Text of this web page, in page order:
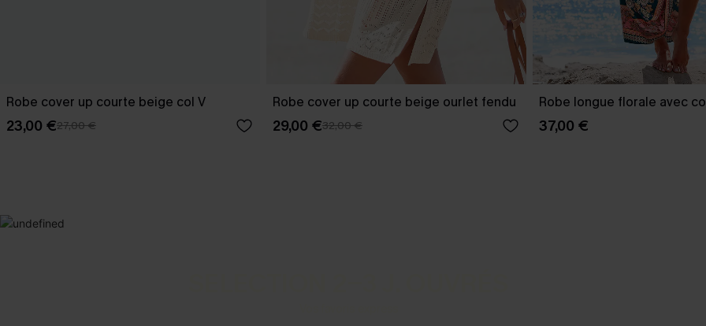
Robe cover up courte beige col V
23,00 €27,00 €
Robe cover up courte beige ourlet fendu
29,00 €32,00 €
Robe longue florale avec
37,00 €